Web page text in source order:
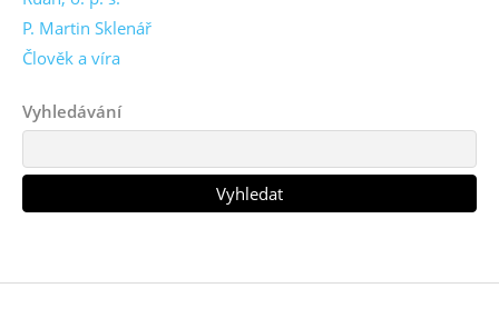
P. Martin Sklenář
Člověk a víra
Vyhledávání